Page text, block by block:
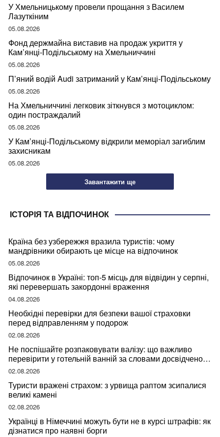
У Хмельницькому провели прощання з Василем
Лазуткіним
05.08.2026
Фонд держмайна виставив на продаж укриття у
Кам’янці-Подільському на Хмельниччині
05.08.2026
П’яний водій Audi затриманий у Кам’янці-Подільському
05.08.2026
На Хмельниччині легковик зіткнувся з мотоциклом:
один постраждалий
05.08.2026
У Кам’янці-Подільському відкрили меморіал загиблим
захисникам
05.08.2026
Завантажити ще
ІСТОРІЯ ТА ВІДПОЧИНОК
Країна без узбережжя вразила туристів: чому
мандрівники обирають це місце на відпочинок
05.08.2026
Відпочинок в Україні: топ-5 місць для відвідин у серпні,
які перевершать закордонні враження
04.08.2026
Необхідні перевірки для безпеки вашої страховки
перед відправленням у подорож
02.08.2026
Не поспішайте розпаковувати валізу: що важливо
перевірити у готельній ванній за словами досвідченої
мандрівниці
02.08.2026
Туристи вражені страхом: з урвища раптом зсипалися
великі камені
02.08.2026
Українці в Німеччині можуть бути не в курсі штрафів: як
дізнатися про наявні борги